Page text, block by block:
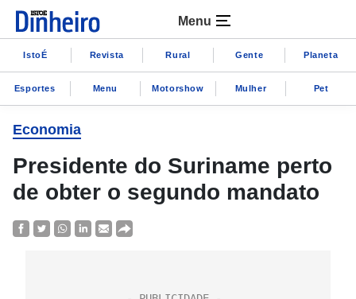
Menu
IstoÉ Revista Rural Gente Planeta
Esportes Menu Motorshow Mulher Pet
Economia
Presidente do Suriname perto
de obter o segundo mandato